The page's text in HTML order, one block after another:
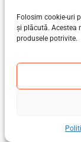
Folosim cookie-uri
și plăcută. Acestea
produsele potrivite.